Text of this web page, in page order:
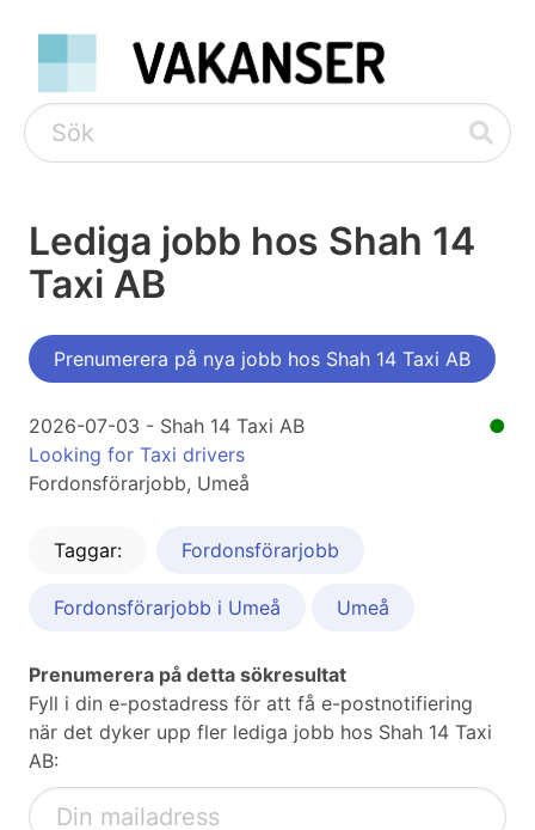
Lediga jobb hos Shah 14
Taxi AB
Prenumerera på nya jobb hos Shah 14 Taxi AB
●
2026-07-03 - Shah 14 Taxi AB
Looking for Taxi drivers
Fordonsförarjobb, Umeå
Taggar: Fordonsförarjobb
Fordonsförarjobb i Umeå Umeå
Prenumerera på detta sökresultat
Fyll i din e-postadress för att få e-postnotifiering
när det dyker upp fler lediga jobb hos Shah 14 Taxi
AB: